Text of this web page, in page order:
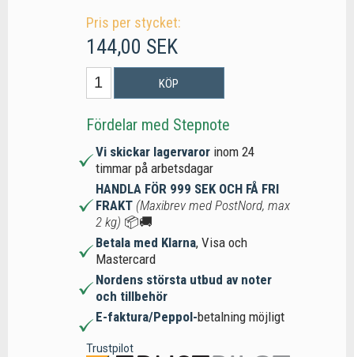
Pris per stycket:
144,00 SEK
KÖP
Fördelar med Stepnote
Vi skickar lagervaror inom 24
timmar på arbetsdagar
HANDLA FÖR 999 SEK OCH FÅ FRI
FRAKT (Maxibrev med PostNord, max
2 kg) 📦🚚
Betala med Klarna, Visa och
Mastercard
Nordens största utbud av noter
och tillbehör
E-faktura/Peppol-betalning möjligt
Trustpilot